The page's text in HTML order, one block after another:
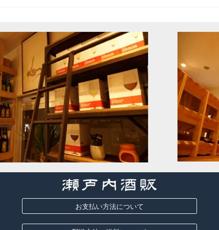
お支払い方法について